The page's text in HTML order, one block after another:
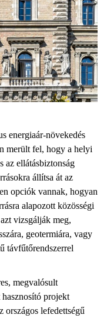
energiaár-növekedés
merült fel, hogy a helyi
az ellátásbiztonság
állítsa át az
opciók vannak, hogyan
alapozott közösségi
vizsgálják meg,
geotermiára, vagy
távfűtőrendszerrel
megvalósult
projekt
országos lefedettségű